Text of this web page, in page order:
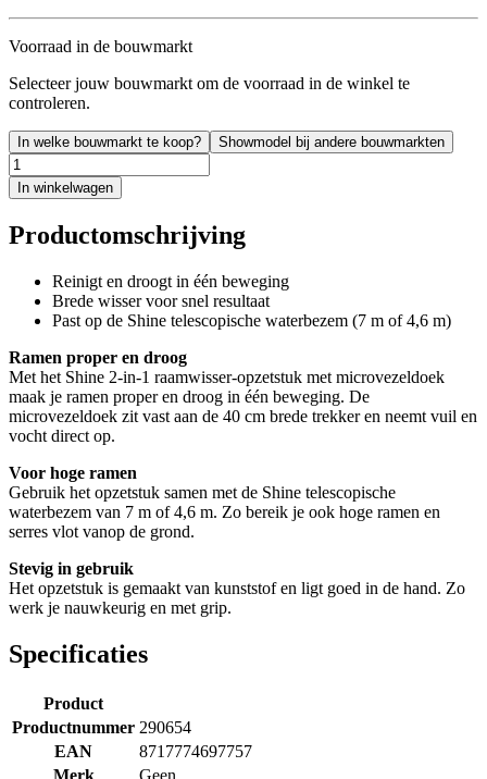
Voorraad in de bouwmarkt
Selecteer jouw bouwmarkt om de voorraad in de winkel te
controleren.
In welke bouwmarkt te koop? Showmodel bij andere bouwmarkten
In winkelwagen
Productomschrijving
Reinigt en droogt in één beweging
Brede wisser voor snel resultaat
Past op de Shine telescopische waterbezem (7 m of 4,6 m)
Ramen proper en droog
Met het Shine 2-in-1 raamwisser-opzetstuk met microvezeldoek
maak je ramen proper en droog in één beweging. De
microvezeldoek zit vast aan de 40 cm brede trekker en neemt vuil en
vocht direct op.
Voor hoge ramen
Gebruik het opzetstuk samen met de Shine telescopische
waterbezem van 7 m of 4,6 m. Zo bereik je ook hoge ramen en
serres vlot vanop de grond.
Stevig in gebruik
Het opzetstuk is gemaakt van kunststof en ligt goed in de hand. Zo
werk je nauwkeurig en met grip.
Specificaties
Product
Productnummer 290654
EAN
8717774697757
Merk
Geen